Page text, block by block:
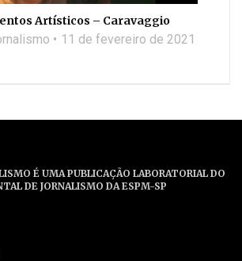
Artísticos – Caravaggio
11 de fevereiro de 2021
É UMA PUBLICAÇÃO LABORATORIAL DO
DE JORNALISMO DA ESPM-SP